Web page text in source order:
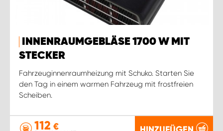
INNENRAUMGEBLÄSE 1700 W MIT
STECKER
Fahrzeuginnenraumheizung mit Schuko. Starten Sie
den Tag in einem warmen Fahrzeug mit frostfreien
Scheiben.
112 €